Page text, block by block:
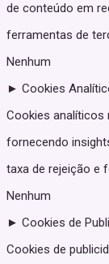
de conteúdo em
ferramentas de
Nenhum
► Cookies
Cookies analíticos
fornecendo
taxa de rejeição e
Nenhum
► Cookies de
Cookies de